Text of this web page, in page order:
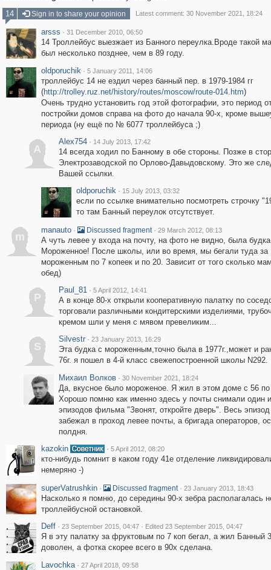
14
Sign in to share your opinion Latest comment: 30 November 2021, 18:24
arsss · 31 December 2010, 06:50
14 Троллейбус выезжает из Банного переулка.Вроде такой
был несколько позднее, чем в 89 году.
oldporuchik · 5 January 2011, 14:06
троллейбус 14 не ездил через банный пер. в 1979-1984 гг
(http://trolley.ruz.net/history/routes/moscow/route-014.htm)
Очень трудно установить год этой фотографии, это период
постройки домов справа на фото до начала 90-х, кроме
периода (ну ещё по № 6077 троллейбуса ;)
A
Alex754 · 14 July 2013, 17:42
14 всегда ходил по Банному в обе стороны. Позже в
Электрозаводской по Орлово-Давыдовскому. Это же
Вашей ссылки.
oldporuchik · 15 July 2013, 03:32
если по ссылке внимательно посмотреть строчку
то там Банный переулок отсутствует.
m
manauto · Discussed fragment · 29 March 2012, 08:13
А чуть левее у входа на почту, на фото не видно, была будка
Мороженное! После школы, или во время, мы бегали туда за
мороженным по 7 копеек и по 20. Зависит от того сколько
обед)
P
Paul_81 · 5 April 2012, 14:41
А в конце 80-х открыли кооперативную палатку по
торговали различными кондитерскими изделиями,
кремом шли у меня с мявом превеликим...
S
Silvestr · 23 January 2013, 16:29
Эта будка с мороженным,точно была в 1977г.,может и
76г. я пошел в 4-й класс свежепостроенной школы N292.
Михаил Волков · 30 November 2021, 18:24
Да, вкусное было мороженое. Я жил в этом доме с 56 по
Хорошо помню как именно здесь у почты снимали один
эпизодов фильма "Звонят, откройте дверь". Весь
забежал в проход левее почты, а бригада операторов,
полдня.
kazokin
· 5 April 2012, 08:20
кто-нибудь помнит в каком году 41е отделение
немеряно -)
superVatrushkin · Discussed fragment · 23 January 2013, 18:43
Насколько я помню, до середины 90-х зебра располагалась
троллейбусной остановкой.
Deff · 23 September 2015, 04:47 · Edited 23 September 2015, 04:47
Я в эту палатку за фруктовым по 7 коп бегал, а жил Банный
доволен, а фотка скорее всего в 90х сделана.
Lavochka · 27 April 2018, 09:58